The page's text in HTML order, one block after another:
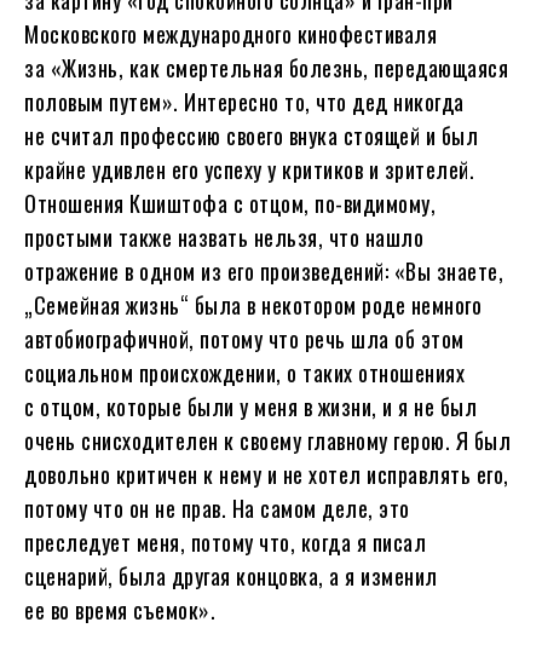
Московского международного кинофестиваля
за «Жизнь, как смертельная болезнь, передающаяся
половым путем». Интересно то, что дед никогда
не считал профессию своего внука стоящей и был
крайне удивлен его успеху у критиков и зрителей.
Отношения Кшиштофа с отцом, по-видимому,
простыми также назвать нельзя, что нашло
отражение в одном из его произведений: «Вы знаете,
„Семейная жизнь“ была в некотором роде немного
автобиографичной, потому что речь шла об этом
социальном происхождении, о таких отношениях
с отцом, которые были у меня в жизни, и я не был
очень снисходителен к своему главному герою. Я был
довольно критичен к нему и не хотел исправлять его,
потому что он не прав. На самом деле, это
преследует меня, потому что, когда я писал
сценарий, была другая концовка, а я изменил
ее во время съемок».